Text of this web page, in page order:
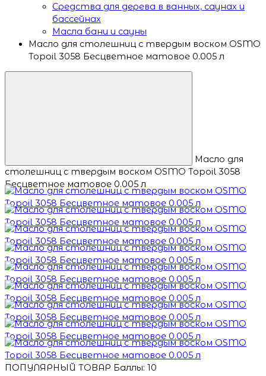
Средства для дерева в ванных, саунах и
бассейнах
Масла бани и сауны
Масло для столешниц с твердым воском OSMO
Topoil 3058 Бесцветное матовое 0.005 л
Масло для
столешниц с твердым воском OSMO Topoil 3058
Бесцветное матовое 0.005 л
ПОПУЛЯРНЫЙ ТОВАР Баллы: 10